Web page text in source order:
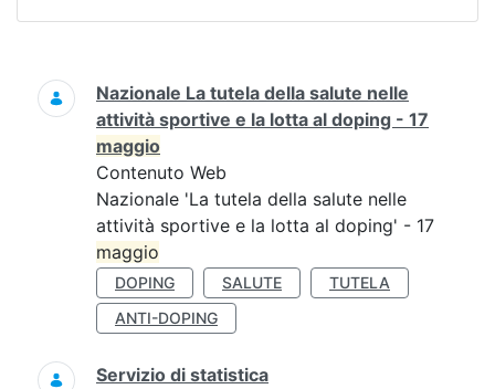
Ricerca
Nazionale La tutela della salute nelle
attività sportive e la lotta al doping - 17
maggio
Contenuto Web
Nazionale 'La tutela della salute nelle
attività sportive e la lotta al doping' - 17
maggio
DOPING SALUTE
TUTELA
ANTI-DOPING
Servizio di statistica